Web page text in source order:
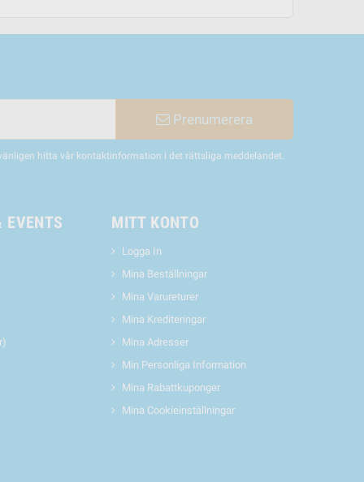
Prenumerera
hitta vår kontaktinformation i det rättsliga meddelandet.
EVENTS MITT KONTO
Logga In
Mina Beställningar
Mina Varureturer
Mina Krediteringar
Mina Adresser
Min Personliga Information
Mina Rabattkuponger
Mina Cookieinställningar